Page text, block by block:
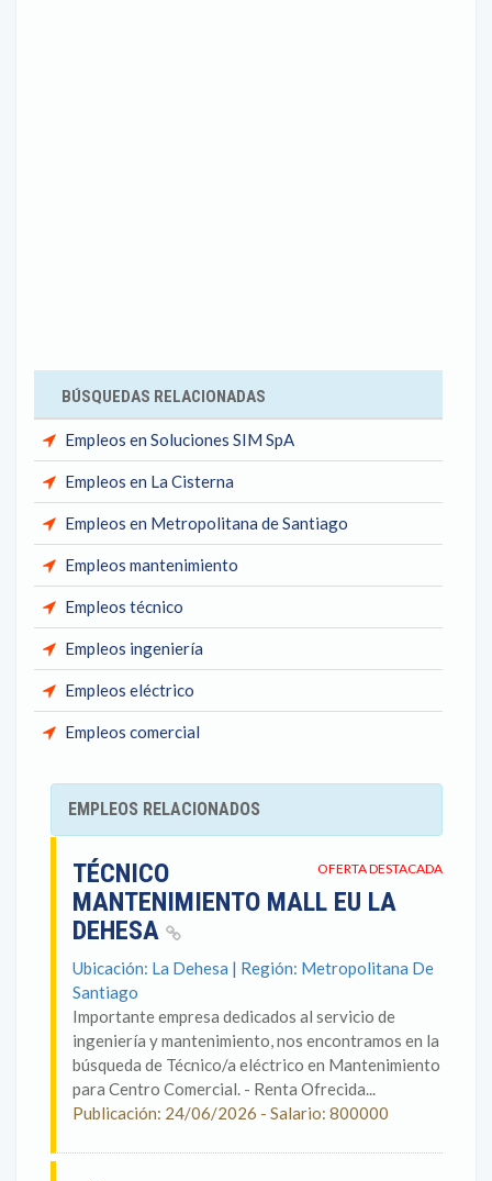
BÚSQUEDAS RELACIONADAS
Empleos en Soluciones SIM SpA
Empleos en La Cisterna
Empleos en Metropolitana de Santiago
Empleos mantenimiento
Empleos técnico
Empleos ingeniería
Empleos eléctrico
Empleos comercial
EMPLEOS RELACIONADOS
OFERTA DESTACADA
TÉCNICO
MANTENIMIENTO MALL EU LA
DEHESA
Ubicación: La Dehesa | Región: Metropolitana De
Santiago
Importante empresa dedicados al servicio de
ingeniería y mantenimiento, nos encontramos en la
búsqueda de Técnico/a eléctrico en Mantenimiento
para Centro Comercial. - Renta Ofrecida...
Publicación: 24/06/2026 - Salario: 800000